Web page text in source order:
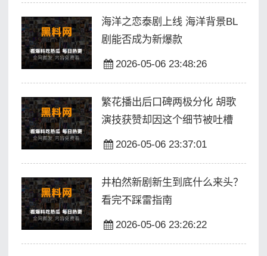
海洋之恋泰剧上线 海洋背景BL
剧能否成为新爆款
2026-05-06 23:48:26
繁花播出后口碑两极分化 胡歌
演技获赞却因这个细节被吐槽
2026-05-06 23:37:01
井柏然新剧新生到底什么来头？
看完不踩雷指南
2026-05-06 23:26:22